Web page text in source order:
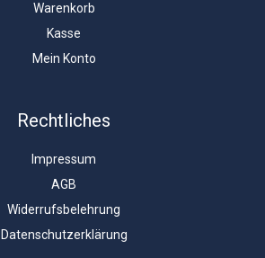
Warenkorb
Kasse
Mein Konto
Rechtliches
Impressum
AGB
Widerrufsbelehrung
Datenschutzerklärung